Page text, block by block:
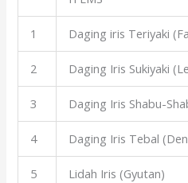
1 Daging iris Teriyaki
2 Daging Iris Sukiyaki
3 Daging Iris Shabu-
4 Daging Iris Tebal
5 Lidah Iris (Gyutan)